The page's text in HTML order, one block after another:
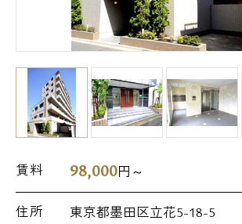
賃料 98,000円～
住所 東京都墨田区立花5-18-5